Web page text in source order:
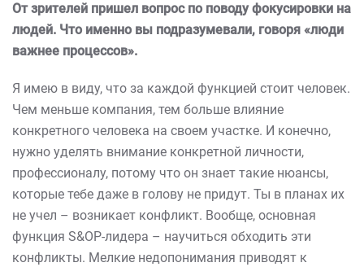
От зрителей пришел вопрос по поводу фокусировки на
людей. Что именно вы подразумевали, говоря «люди
важнее процессов».
Я имею в виду, что за каждой функцией стоит человек.
Чем меньше компания, тем больше влияние
конкретного человека на своем участке. И конечно,
нужно уделять внимание конкретной личности,
профессионалу, потому что он знает такие нюансы,
которые тебе даже в голову не придут. Ты в планах их
не учел – возникает конфликт. Вообще, основная
функция S&OP-лидера – научиться обходить эти
конфликты. Мелкие недопонимания приводят к